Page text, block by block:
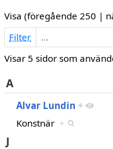
Visa (föregående 250 |
Filter
Visar 5 sidor som
A
Alvar Lundin +
Konstnär +
J